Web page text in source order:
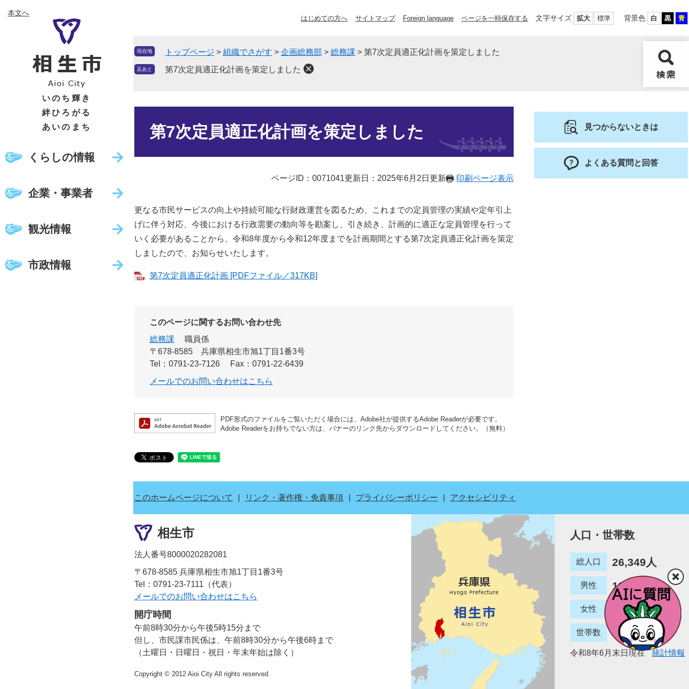
ー
ニ
本文へ
いのち輝き
絆ひろがる
あいのまち
くらしの情報
企業・事業者
観光情報
市政情報
はじめての方へ サイトマップ Foreign language ページを一時保存する 文字サイズ 拡大 標準 背景色 白 黒 青
現在地 トップページ > 組織でさがす > 企画総務部 > 総務課 > 第7次定員適正化計画を策定しました
足あと 第7次定員適正化計画を策定しました
第7次定員適正化計画を策定しました
ページID：0071041更新日：2025年6月2日更新 印刷ページ表示
更なる市民サービスの向上や持続可能な行財政運営を図るため、これまでの定員管理の実績や定年引上
げに伴う対応、今後における行政需要の動向等を勘案し、引き続き、計画的に適正な定員管理を行って
いく必要があることから、令和8年度から令和12年度までを計画期間とする第7次定員適正化計画を策定
しましたので、お知らせいたします。
第7次定員適正化計画 [PDFファイル／317KB]
このページに関するお問い合わせ先
総務課
職員係
〒678-8585
兵庫県相生市旭1丁目1番3号
Tel：0791-23-7126
Fax：0791-22-6439
メールでのお問い合わせはこちら
PDF形式のファイルをご覧いただく場合には、Adobe社が提供するAdobe Readerが必要です。
Adobe Readerをお持ちでない方は、バナーのリンク先からダウンロードしてください。（無料）
見つからないときは
よくある質問と回答
このホームページについて リンク・著作権・免責事項 プライバシーポリシー アクセシビリティ
相生市
法人番号8000020282081
〒678-8585 兵庫県相生市旭1丁目1番3号
Tel：0791-23-7111（代表）
メールでのお問い合わせはこちら
開庁時間
午前8時30分から午後5時15分まで
但し、市民課市民係は、午前8時30分から午後6時まで
（土曜日・日曜日・祝日・年末年始は除く）
Copyright © 2012 Aioi City All rights reserved.
人口・世帯数
総人口 26,349人
男性 12,780人
女性 13,569人
世帯数 12,887世帯
令和8年6月末日現在 統計情報